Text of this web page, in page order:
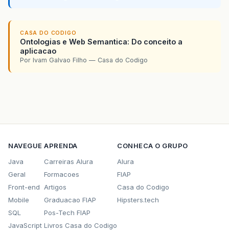
CASA DO CODIGO
Ontologias e Web Semantica: Do conceito a
aplicacao
Por Ivam Galvao Filho — Casa do Codigo
NAVEGUE
Java
Geral
Front-end
Mobile
SQL
JavaScript
APRENDA
Carreiras Alura
Formacoes
Artigos
Graduacao FIAP
Pos-Tech FIAP
Livros Casa do Codigo
CONHECA O GRUPO
Alura
FIAP
Casa do Codigo
Hipsters.tech